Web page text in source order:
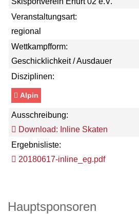
Veranstaltungsart:
regional
Wettkampfform:
Geschicklichkeit / Ausdauer
Disziplinen:
Alpin
Ausschreibung:
Download: Inline Skaten
Ergebnisliste:
20180617-inline_eg.pdf
Hauptsponsoren